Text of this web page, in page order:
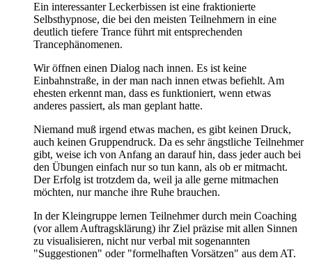
Ein interessanter Leckerbissen ist eine fraktionierte
Selbsthypnose, die bei den meisten Teilnehmern in eine
deutlich tiefere Trance führt mit entsprechenden
Trancephänomenen.
Wir öffnen einen Dialog nach innen. Es ist keine
Einbahnstraße, in der man nach innen etwas befiehlt. Am
ehesten erkennt man, dass es funktioniert, wenn etwas
anderes passiert, als man geplant hatte.
Niemand muß irgend etwas machen, es gibt keinen Druck,
auch keinen Gruppendruck. Da es sehr ängstliche Teilnehmer
gibt, weise ich von Anfang an darauf hin, dass jeder auch bei
den Übungen einfach nur so tun kann, als ob er mitmacht.
Der Erfolg ist trotzdem da, weil ja alle gerne mitmachen
möchten, nur manche ihre Ruhe brauchen.
In der Kleingruppe lernen Teilnehmer durch mein Coaching
(vor allem Auftragsklärung) ihr Ziel präzise mit allen Sinnen
zu visualisieren, nicht nur verbal mit sogenannten
"Suggestionen" oder "formelhaften Vorsätzen" aus dem AT.